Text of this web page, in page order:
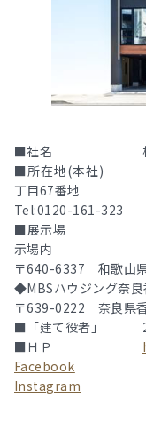
■社名 株式会
■所在地(本社) 〒
丁目67番地
Tel:0120-161-323
■展示場 ◆MBS
示場内
〒640-6337 和歌山
◆MBSハウジング奈良
〒639-0222 奈良県
■「建て役者」
■ＨＰ
Facebook
Instagram